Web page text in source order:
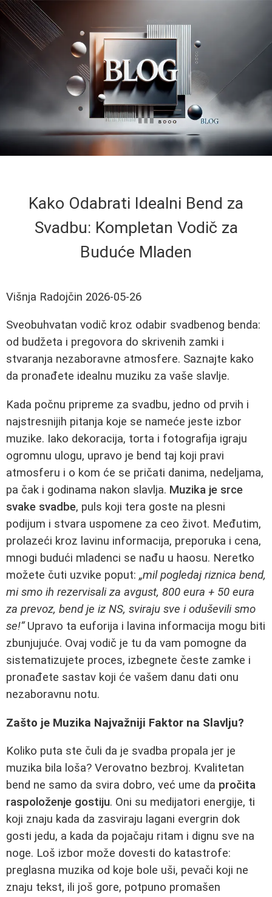
Kako Odabrati Idealni Bend za
Svadbu: Kompletan Vodič za
Buduće Mladen
Višnja Radojčin 2026-05-26
Sveobuhvatan vodič kroz odabir svadbenog benda:
od budžeta i pregovora do skrivenih zamki i
stvaranja nezaboravne atmosfere. Saznajte kako
da pronađete idealnu muziku za vaše slavlje.
Kada počnu pripreme za svadbu, jedno od prvih i
najstresnijih pitanja koje se nameće jeste izbor
muzike. Iako dekoracija, torta i fotografija igraju
ogromnu ulogu, upravo je bend taj koji pravi
atmosferu i o kom će se pričati danima, nedeljama,
pa čak i godinama nakon slavlja. Muzika je srce
svake svadbe, puls koji tera goste na plesni
podijum i stvara uspomene za ceo život. Međutim,
prolazeći kroz lavinu informacija, preporuka i cena,
mnogi budući mladenci se nađu u haosu. Neretko
možete čuti uzvike poput: „mil pogledaj riznica bend,
mi smo ih rezervisali za avgust, 800 eura + 50 eura
za prevoz, bend je iz NS, sviraju sve i oduševili smo
se!“Upravo ta euforija i lavina informacija mogu biti
zbunjujuće. Ovaj vodič je tu da vam pomogne da
sistematizujete proces, izbegnete česte zamke i
pronađete sastav koji će vašem danu dati onu
nezaboravnu notu.
Zašto je Muzika Najvažniji Faktor na Slavlju?
Koliko puta ste čuli da je svadba propala jer je
muzika bila loša? Verovatno bezbroj. Kvalitetan
bend ne samo da svira dobro, već ume da pročita
raspoloženje gostiju. Oni su medijatori energije, ti
koji znaju kada da zasviraju lagani evergrin dok
gosti jedu, a kada da pojačaju ritam i dignu sve na
noge. Loš izbor može dovesti do katastrofe:
preglasna muzika od koje bole uši, pevači koji ne
znaju tekst, ili još gore, potpuno promašen